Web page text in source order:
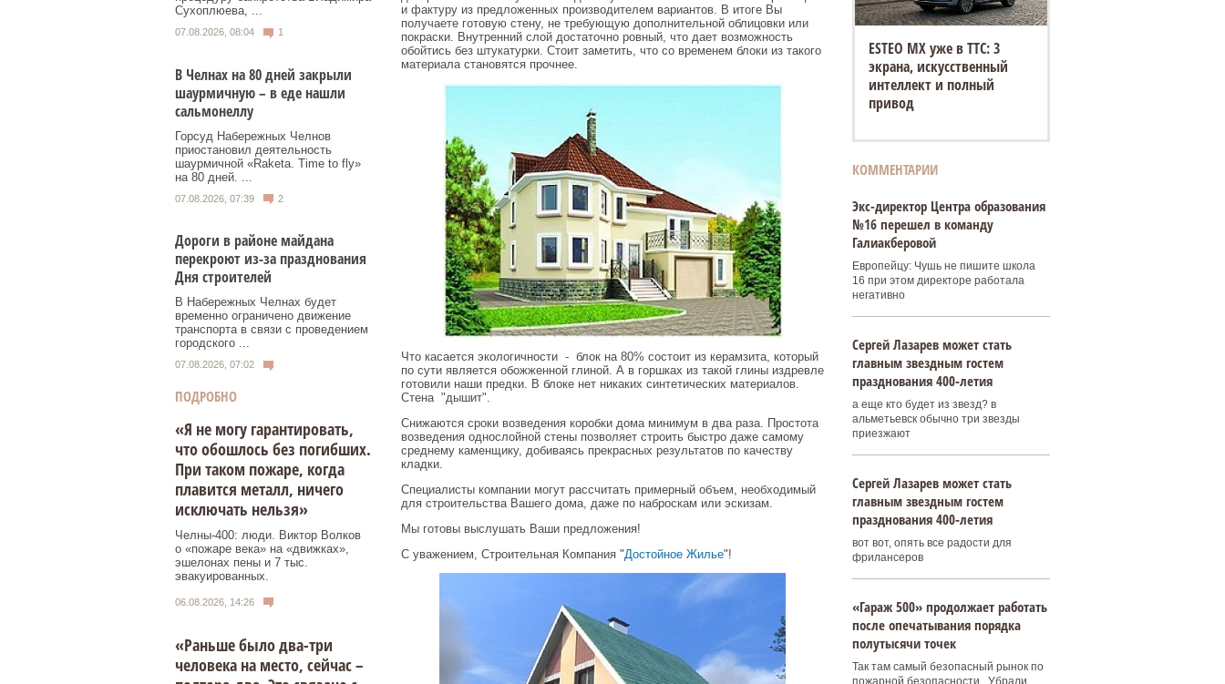
Сухоплюева, ...
07.08.2026, 08:04 1
В Челнах на 80 дней закрыли
шаурмичную – в еде нашли
сальмонеллу
Горсуд Набережных Челнов
приостановил деятельность
шаурмичной «Raketa. Time to fly»
на 80 дней. ...
07.08.2026, 07:39 2
Дороги в районе майдана
перекроют из-за празднования
Дня строителей
В Набережных Челнах будет
временно ограничено движение
транспорта в связи с проведением
городского ...
07.08.2026, 07:02
ПОДРОБНО
«Я не могу гарантировать,
что обошлось без погибших.
При таком пожаре, когда
плавится металл, ничего
исключать нельзя»
Челны-400: люди. Виктор Волков
о «пожаре века» на «движках»,
эшелонах пены и 7 тыс.
эвакуированных.
06.08.2026, 14:26
«Раньше было два-три
человека на место, сейчас –
и фактуру из предложенных производителем вариантов. В итоге Вы
получаете готовую стену, не требующую дополнительной облицовки или
покраски. Внутренний слой достаточно ровный, что дает возможность
обойтись без штукатурки. Стоит заметить, что со временем блоки из такого
материала становятся прочнее.
Что касается экологичности - блок на 80% состоит из керамзита, который
по сути является обожженной глиной. А в горшках из такой глины издревле
готовили наши предки. В блоке нет никаких синтетических материалов.
Стена "дышит".
Снижаются сроки возведения коробки дома минимум в два раза. Простота
возведения однослойной стены позволяет строить быстро даже самому
среднему каменщику, добиваясь прекрасных результатов по качеству
кладки.
Специалисты компании могут рассчитать примерный объем, необходимый
для строительства Вашего дома, даже по наброскам или эскизам.
Мы готовы выслушать Ваши предложения!
С уважением, Строительная Компания "Достойное Жилье"!
ESTEO MX уже в ТТС: 3
экрана, искусственный
интеллект и полный
привод
КОММЕНТАРИИ
Экс-директор Центра образования
№16 перешел в команду
Галиакберовой
Европейцу: Чушь не пишите школа
16 при этом директоре работала
негативно
Сергей Лазарев может стать
главным звездным гостем
празднования 400‑летия
а еще кто будет из звезд? в
альметьевск обычно три звезды
приезжают
Сергей Лазарев может стать
главным звездным гостем
празднования 400‑летия
вот вот, опять все радости для
фрилансеров
«Гараж 500» продолжает работать
после опечатывания порядка
полутысячи точек
Так там самый безопасный рынок по
пожарной безопасности . Убрали